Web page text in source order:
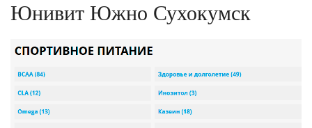
Юнивит Южно Сухокумск